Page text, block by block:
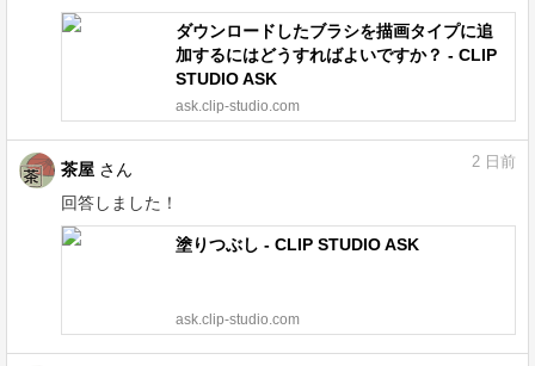
ダウンロードしたブラシを描画タイプに追
加するにはどうすればよいですか？ - CLIP
STUDIO ASK
ask.clip-studio.com
茶屋 さん
回答しました！
2 日前
塗りつぶし - CLIP STUDIO ASK
ask.clip-studio.com